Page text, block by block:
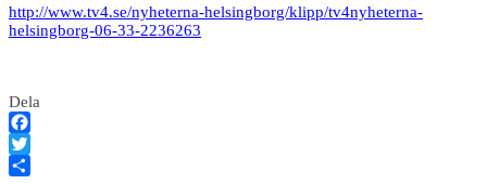
http://www.tv4.se/nyheterna-helsingborg/klipp/tv4nyheterna-
helsingborg-06-33-2236263
Dela
Facebook
Twitter